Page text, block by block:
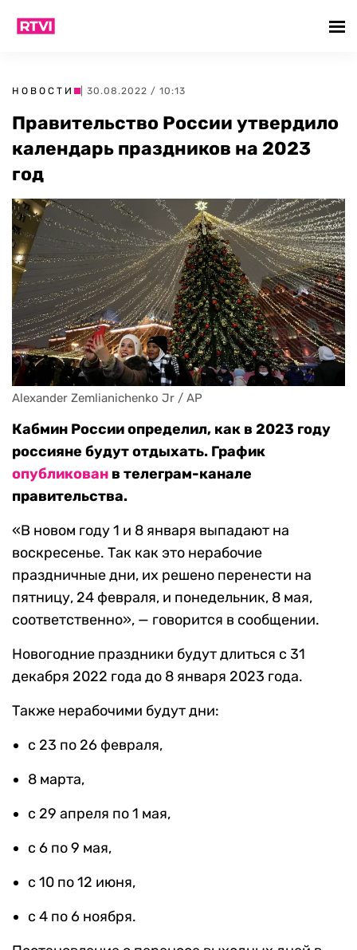
НОВОСТИ | 30.08.2022 / 10:13
Правительство России утвердило
календарь праздников на 2023
год
Alexander Zemlianichenko Jr / AP
Кабмин России определил, как в 2023 году
россияне будут отдыхать. График
опубликован в телеграм-канале
правительства.
«В новом году 1 и 8 января выпадают на
воскресенье. Так как это нерабочие
праздничные дни, их решено перенести на
пятницу, 24 февраля, и понедельник, 8 мая,
соответственно», — говорится в сообщении.
Новогодние праздники будут длиться с 31
декабря 2022 года до 8 января 2023 года.
Также нерабочими будут дни:
с 23 по 26 февраля,
8 марта,
с 29 апреля по 1 мая,
с 6 по 9 мая,
с 10 по 12 июня,
с 4 по 6 ноября.